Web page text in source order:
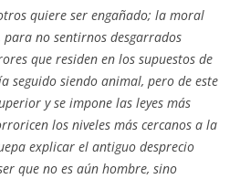
quiere ser engañado; la moral
no sentirnos desgarrados
que residen en los supuestos de
seguido siendo animal, pero de este
y se impone las leyes más
los niveles más cercanos a la
explicar el antiguo desprecio
que no es aún hombre, sino